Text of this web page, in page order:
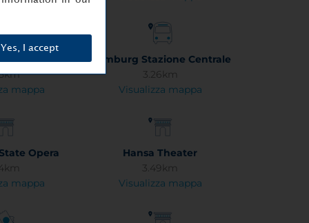
Airport
mappa
Hamburg Stazione Centrale
3.26km
Visualizza mappa
Opera
mappa
Hansa Theater
3.49km
Visualizza mappa
Yes, I accept